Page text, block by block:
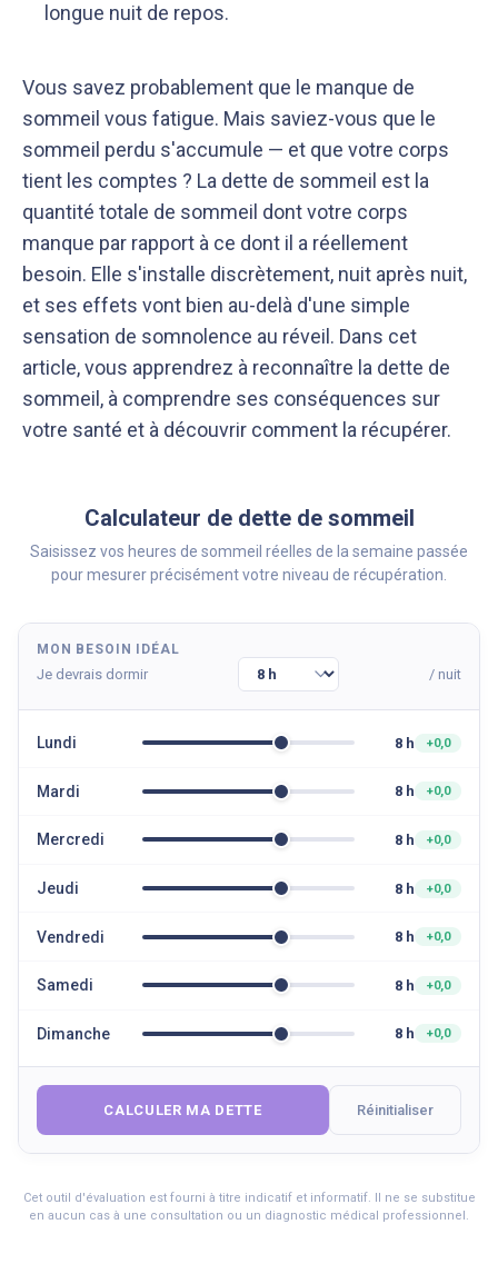
Notre équipe éditoriale, ainsi que nos experts
médicaux étudient chaque article avec soin, pour
s’assurer de la précision des informations et de
Nous vérifions que le contenu de nos articles est
en phase avec la littérature scientifique ainsi
qu’avec les dernières recommandations des
longue nuit de repos.
Vous savez probablement que le manque de
sommeil vous fatigue. Mais saviez-vous que le
sommeil perdu s'accumule — et que votre corps
tient les comptes ? La dette de sommeil est la
quantité totale de sommeil dont votre corps
manque par rapport à ce dont il a réellement
besoin. Elle s'installe discrètement, nuit après nuit,
et ses effets vont bien au-delà d'une simple
sensation de somnolence au réveil. Dans cet
article, vous apprendrez à reconnaître la dette de
sommeil, à comprendre ses conséquences sur
votre santé et à découvrir comment la récupérer.
Calculateur de dette de sommeil
Saisissez vos heures de sommeil réelles de la semaine passée
pour mesurer précisément votre niveau de récupération.
MON BESOIN IDÉAL
Je devrais dormir / nuit
Lundi 8 h +0,0
Mardi 8 h +0,0
Mercredi 8 h +0,0
Jeudi 8 h +0,0
Vendredi 8 h +0,0
Samedi 8 h +0,0
Dimanche 8 h +0,0
CALCULER MA DETTE Réinitialiser
Cet outil d'évaluation est fourni à titre indicatif et informatif. Il ne se substitue
en aucun cas à une consultation ou un diagnostic médical professionnel.